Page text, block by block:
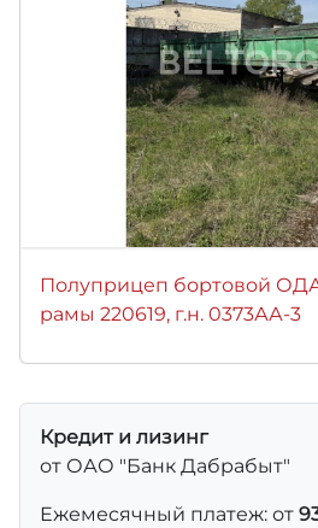
Полуприцеп бортовой
рамы 220619, г.н. 0373АА-3
Кредит и лизинг
от ОАО "Банк Дабрабыт"
Ежемесячный платеж: от